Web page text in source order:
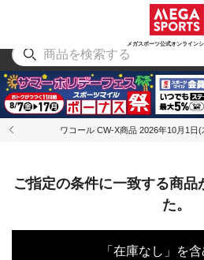
メガスポーツ公式オンライン
アウトドア
ワコール CW-X商品 2026年10月1日
ご指定の条件に一致する商品
た。
「在庫なし」を